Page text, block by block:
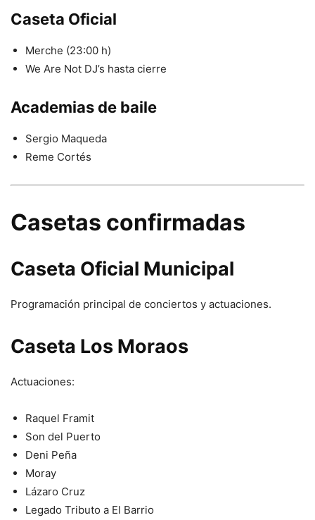
Caseta Oficial
Merche (23:00 h)
We Are Not DJ’s hasta cierre
Academias de baile
Sergio Maqueda
Reme Cortés
Casetas confirmadas
Caseta Oficial Municipal
Programación principal de conciertos y actuaciones.
Caseta Los Moraos
Actuaciones:
Raquel Framit
Son del Puerto
Deni Peña
Moray
Lázaro Cruz
Legado Tributo a El Barrio